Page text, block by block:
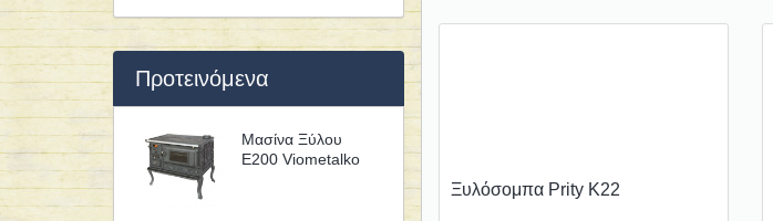
Ξυλόσομπα Prity K22
Προτεινόμενα
Μασίνα Ξύλου
Ε200 Viometalko